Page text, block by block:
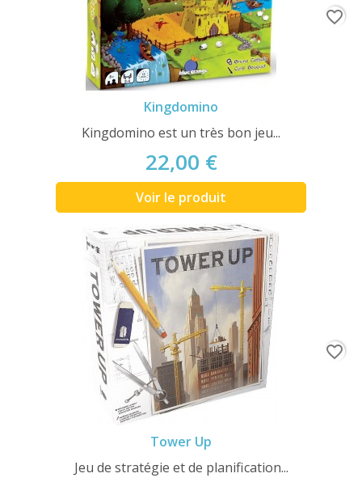
Kingdomino
Kingdomino est un très bon jeu...
22,00 €
Voir le produit
favorite_border
Tower Up
Jeu de stratégie et de planification...
favorite_border